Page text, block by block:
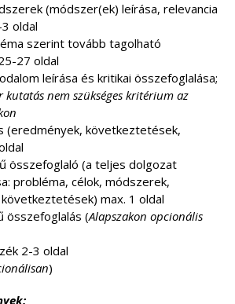
(módszer(ek) leírása, relevancia
oldal
szerint tovább tagolható
27 oldal
leírása és kritikai összefoglalása;
kutatás nem szükséges kritérium az
(eredmények, következtetések,
összefoglaló (a teljes dolgozat
probléma, célok, módszerek,
max. 1 oldal
összefoglalás (Alapszakon opcionális
2-3 oldal
)